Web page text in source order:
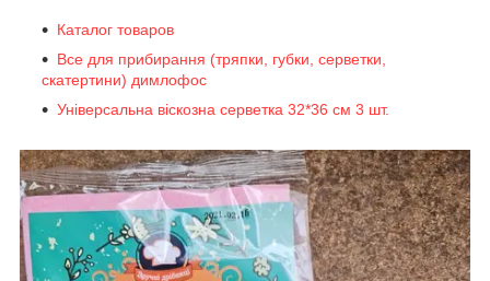
Каталог товаров
Все для прибирання (тряпки, губки, серветки,
скатертини) димлофос
Універсальна віскозна серветка 32*36 см 3 шт.